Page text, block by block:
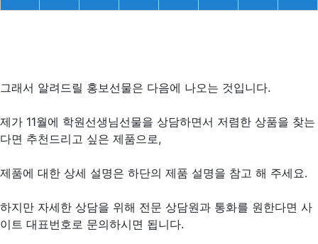
그래서 알려드릴 홍보선물은 다음에 나오는 것입니다.
제가 11월에 학원선생님선물을 상담하면서 저렴한 상품을 찾는
다면 추천드리고 싶은 제품으로,
제품에 대한 상세 설명은 하단의 제품 설명을 참고 해 주세요.
하지만 자세한 상담을 위해 전문 상담원과 통화를 원한다면 사
이트 대표번호로 문의하시면 됩니다.